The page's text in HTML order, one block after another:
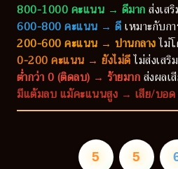
800-1000 คะแนน → ดีมากส่งเส
600-800 คะแนน → ดีเหมาะกับก
200-600 คะแนน → ปานกลางไม่
0-200 คะแนน → ยังไม่ดีไม่ส่งเสริ
ต่ำกว่า 0 (ติดลบ) → ร้ายมากส่งผลเ
มีแต้มลบ แม้คะแนนสูง → เสีย/บอด
5 5